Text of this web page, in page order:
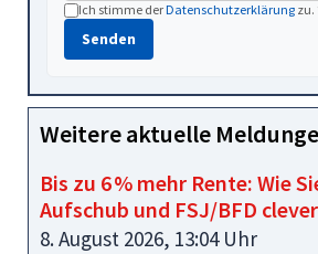
Ich stimme derDatenschutzerklärung zu.
Senden
Weitere aktuelle
Bis zu 6 % mehr Rente: Wie
Aufschub und FSJ/BFD
8. August 2026, 13:04 Uhr